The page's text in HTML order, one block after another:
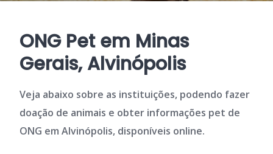
ONG Pet em Minas
Gerais, Alvinópolis
Veja abaixo sobre as instituições, podendo fazer
doação de animais e obter informações pet de
ONG em Alvinópolis, disponíveis online.